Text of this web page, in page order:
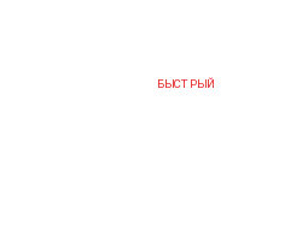
БЫСТРЫЙ